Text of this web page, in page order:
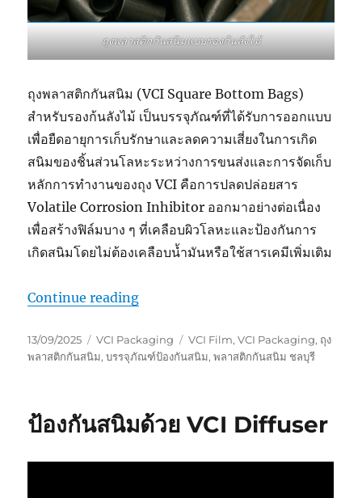
ถุงพลาสติกกันสนิมแบบรองก้นลังไม้
ถุงพลาสติกกันสนิม (VCI Square Bottom Bags)
สำหรับรองก้นลังไม้ เป็นบรรจุภัณฑ์ที่ได้รับการออกแบบ
เพื่อยืดอายุการเก็บรักษาและลดความเสี่ยงในการเกิด
สนิมของชิ้นส่วนโลหะระหว่างการขนส่งและการจัดเก็บ
หลักการทำงานของถุง VCI คือการปลดปล่อยสาร
Volatile Corrosion Inhibitor ออกมาอย่างต่อเนื่อง
เพื่อสร้างฟิล์มบาง ๆ ที่เคลือบผิวโลหะและป้องกันการ
เกิดสนิมโดยไม่ต้องเคลือบน้ำมันหรือใช้สารเคมีเพิ่มเติม
Continue reading“GreenVCI : ถุงพลาสติกกันสนิมแบบร
Posted
on
13/09/2025 Categories
VCI Packaging Tags
VCI Film,VCI Packaging, ถุง
พลาสติกกันสนิม,บรรจุภัณฑ์ป้องกันสนิม,พลาสติกกันสนิม ชลบุรี
ป้องกันสนิมด้วย VCI Diffuser